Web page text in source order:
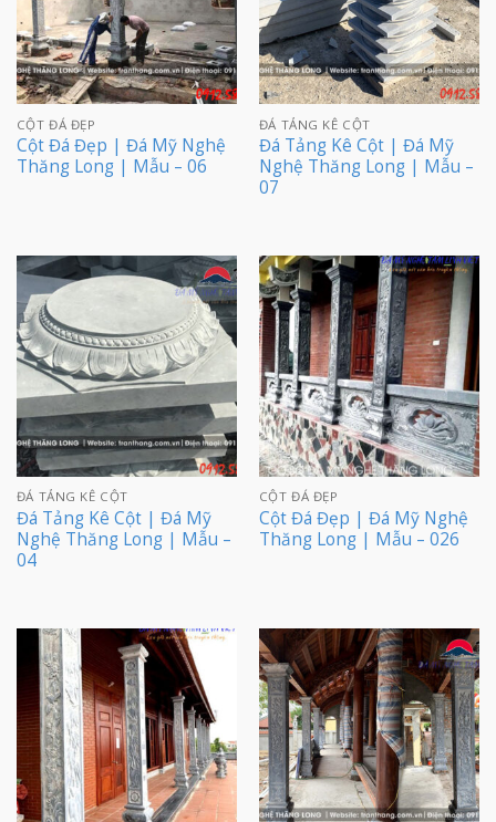
CỘT ĐÁ ĐẸP
Cột Đá Đẹp | Đá Mỹ Nghệ
Thăng Long | Mẫu – 06
ĐÁ TẢNG KÊ CỘT
Đá Tảng Kê Cột | Đá Mỹ
Nghệ Thăng Long | Mẫu –
07
ĐÁ TẢNG KÊ CỘT
Đá Tảng Kê Cột | Đá Mỹ
Nghệ Thăng Long | Mẫu –
04
CỘT ĐÁ ĐẸP
Cột Đá Đẹp | Đá Mỹ Nghệ
Thăng Long | Mẫu – 026